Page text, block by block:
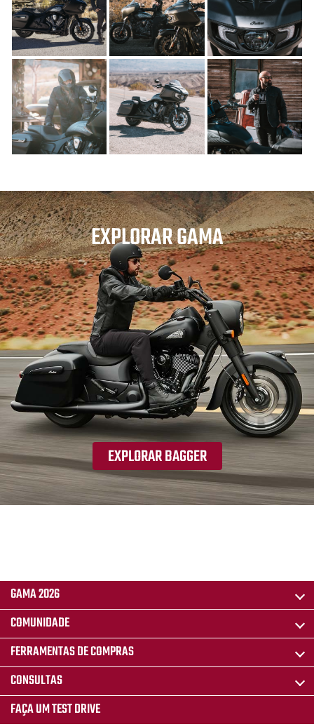
EXPLORAR GAMA
EXPLORAR BAGGER
GAMA 2026
COMUNIDADE
FERRAMENTAS DE COMPRAS
CONSULTAS
FAÇA UM TEST DRIVE